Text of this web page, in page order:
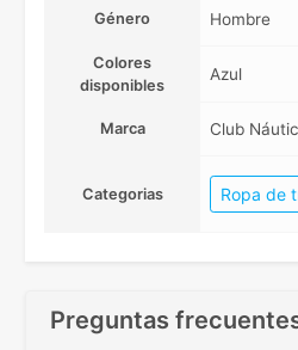
Género Hombre
Colores
disponibles
Azul
Marca Club
Categorias Ropa de
Preguntas